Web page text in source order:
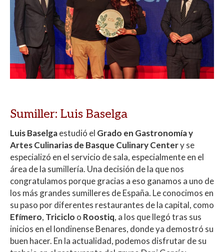
Sumiller: Luis Baselga
Luis Baselgaestudió el Grado en Gastronomía y
Artes Culinarias de Basque Culinary Centery se
especializó en el servicio de sala, especialmente en el
área de la sumillería. Una decisión de la que nos
congratulamos porque gracias a eso ganamos a uno de
los más grandes sumilleres de España. Le conocimos en
su paso por diferentes restaurantes de la capital, como
Efímero, Triciclo o Roostiq, a los que llegó tras sus
inicios en el londinense Benares, donde ya demostró su
buen hacer. En la actualidad, podemos disfrutar de su